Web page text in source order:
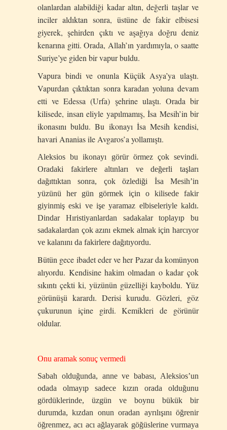
olanlardan alabildiği kadar altın, değerli taşlar ve
inciler aldıktan sonra, üstüne de fakir elbisesi
giyerek, şehirden çıktı ve aşağıya doğru deniz
kenarına gitti. Orada, Allah’ın yardımıyla, o saatte
Suriye’ye giden bir vapur buldu.
Vapura bindi ve onunla Küçük Asya’ya ulaştı.
Vapurdan çıktıktan sonra karadan yoluna devam
etti ve Edessa (Urfa) şehrine ulaştı. Orada bir
kilisede, insan eliyle yapılmamış, İsa Mesih’in bir
ikonasını buldu. Bu ikonayı İsa Mesih kendisi,
havari Ananias ile Avgaros’a yollamıştı.
Aleksios bu ikonayı görür örmez çok sevindi.
Oradaki fakirlere altınları ve değerli taşları
dağıttıktan sonra, çok özlediği İsa Mesih’in
yüzünü her gün görmek için o kilisede fakir
giyinmiş eski ve işe yaramaz elbiseleriyle kaldı.
Dindar Hıristiyanlardan sadakalar toplayıp bu
sadakalardan çok azını ekmek almak için harcıyor
ve kalanını da fakirlere dağıtıyordu.
Bütün gece ibadet eder ve her Pazar da komünyon
alıyordu. Kendisine hakim olmadan o kadar çok
sıkıntı çekti ki, yüzünün güzelliği kayboldu. Yüz
görünüşü karardı. Derisi kurudu. Gözleri, göz
çukurunun içine girdi. Kemikleri de görünür
oldular.
Onu aramak sonuç vermedi
Sabah olduğunda, anne ve babası, Aleksios’un
odada olmayıp sadece kızın orada olduğunu
gördüklerinde, üzgün ve boynu bükük bir
durumda, kızdan onun oradan ayrılışını öğrenir
öğrenmez, acı acı ağlayarak göğüslerine vurmaya